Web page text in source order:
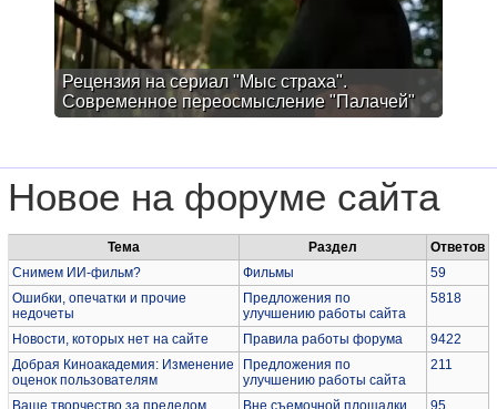
Рецензия на сериал "Мыс страха".
Современное переосмысление "Палачей"
Новое на форуме сайта
Тема Раздел
Ответов
Снимем ИИ-фильм?
Фильмы
59
Ошибки, опечатки и прочие
недочеты
Предложения по
улучшению работы сайта
5818
Новости, которых нет на сайте Правила работы форума
9422
Добрая Киноакадемия: Изменение
оценок пользователям
Предложения по
улучшению работы сайта
211
Ваше творчество за пределом Вне съемочной площадки 95